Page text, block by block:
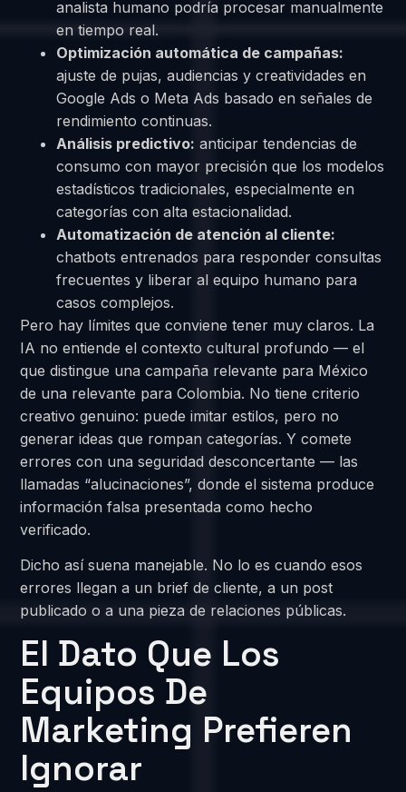
analista humano podría procesar manualmente
en tiempo real.
Optimización automática de campañas:
ajuste de pujas, audiencias y creatividades en
Google Ads o Meta Ads basado en señales de
rendimiento continuas.
Análisis predictivo: anticipar tendencias de
consumo con mayor precisión que los modelos
estadísticos tradicionales, especialmente en
categorías con alta estacionalidad.
Automatización de atención al cliente:
chatbots entrenados para responder consultas
frecuentes y liberar al equipo humano para
casos complejos.
Pero hay límites que conviene tener muy claros. La
IA no entiende el contexto cultural profundo — el
que distingue una campaña relevante para México
de una relevante para Colombia. No tiene criterio
creativo genuino: puede imitar estilos, pero no
generar ideas que rompan categorías. Y comete
errores con una seguridad desconcertante — las
llamadas “alucinaciones”, donde el sistema produce
información falsa presentada como hecho
verificado.
Dicho así suena manejable. No lo es cuando esos
errores llegan a un brief de cliente, a un post
publicado o a una pieza de relaciones públicas.
El Dato Que Los
Equipos De
Marketing Prefieren
Ignorar